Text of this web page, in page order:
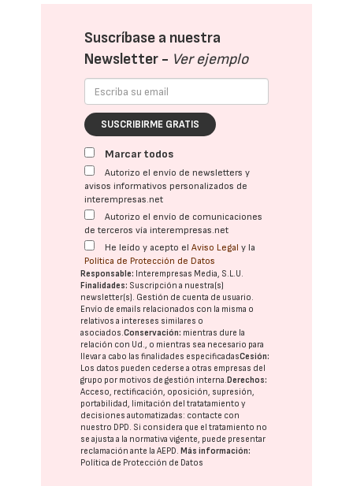
Suscríbase a nuestra
Newsletter - Ver ejemplo
SUSCRIBIRME GRATIS
Marcar todos
Autorizo el envío de newsletters y
avisos informativos personalizados de
interempresas.net
Autorizo el envío de comunicaciones
de terceros vía interempresas.net
He leído y acepto elAviso Legal y la
Política de Protección de Datos
Responsable: Interempresas Media, S.L.U.
Finalidades: Suscripción a nuestra(s)
newsletter(s). Gestión de cuenta de usuario.
Envío de emails relacionados con la misma o
relativos a intereses similares o
asociados.Conservación: mientras dure la
relación con Ud., o mientras sea necesario para
llevar a cabo las finalidades especificadasCesión:
Los datos pueden cederse a otras empresas del
grupo por motivos de gestión interna. Derechos:
Acceso, rectificación, oposición, supresión,
portabilidad, limitación del tratatamiento y
decisiones automatizadas: contacte con
nuestro DPD. Si considera que el tratamiento no
se ajusta a la normativa vigente, puede presentar
reclamación ante laAEPD. Más información:
Política de Protección de Datos